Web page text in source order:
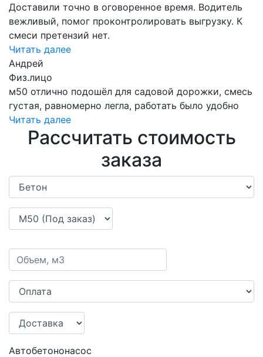
Доставили точно в оговоренное время. Водитель
вежливый, помог проконтролировать выгрузку. К
смеси претензий нет.
Читать далее
Андрей
Физ.лицо
м50 отлично подошёл для садовой дорожки, смесь
густая, равномерно легла, работать было удобно
Читать далее
Рассчитать стоимость
заказа
Автобетононасос